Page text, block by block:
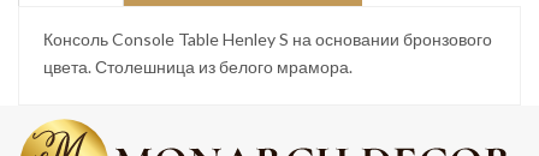
Консоль Console Table Henley S на основании бронзового
цвета. Столешница из белого мрамора.